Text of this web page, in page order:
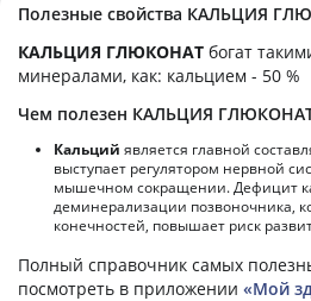
Полезные свойства КАЛЬЦИЯ
КАЛЬЦИЯ ГЛЮКОНАТ богат
минералами, как: кальцием - 50 %
Чем полезен КАЛЬЦИЯ
Кальций является главной
выступает регулятором нервной
мышечном сокращении. Дефицит
деминерализации позвоночника,
конечностей, повышает риск
Полный справочник самых
посмотреть в приложении «Мой